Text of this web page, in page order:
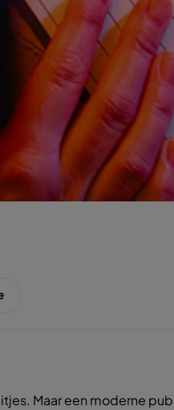
Maar een moderne